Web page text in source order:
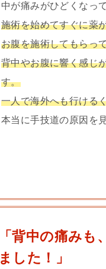
中が痛みがひどくなっ
施術を始めてすぐに薬
お腹を施術してもらっ
背中やお腹に響く感じ
す。
一人で海外へも行ける
本当に手技道の原因を
「背中の痛み
ました！」